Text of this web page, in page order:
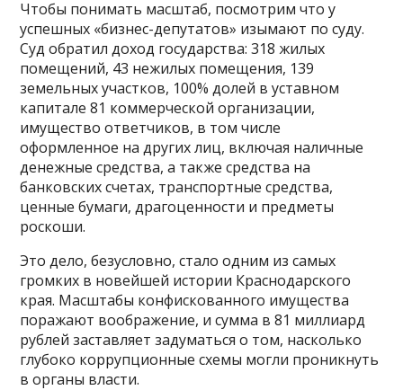
Чтобы понимать масштаб, посмотрим что у
успешных «бизнес-депутатов» изымают по суду.
Суд обратил доход государства: 318 жилых
помещений, 43 нежилых помещения, 139
земельных участков, 100% долей в уставном
капитале 81 коммерческой организации,
имущество ответчиков, в том числе
оформленное на других лиц, включая наличные
денежные средства, а также средства на
банковских счетах, транспортные средства,
ценные бумаги, драгоценности и предметы
роскоши.
Это дело, безусловно, стало одним из самых
громких в новейшей истории Краснодарского
края. Масштабы конфискованного имущества
поражают воображение, и сумма в 81 миллиард
рублей заставляет задуматься о том, насколько
глубоко коррупционные схемы могли проникнуть
в органы власти.